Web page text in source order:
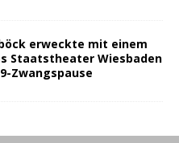
erweckte mit einem
Staatstheater Wiesbaden
Zwangspause